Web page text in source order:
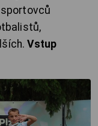
Vstup